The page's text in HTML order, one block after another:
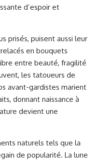
d’espoir et
prisés, puisent aussi leur
en bouquets
entre beauté, fragilité
les tatoueurs de
avant-gardistes marient
donnant naissance à
devient une
naturels tels que la
de popularité. La lune